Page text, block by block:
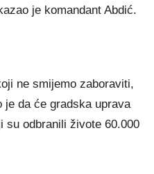
je komandant Abdić.
ne smijemo zaboraviti,
da će gradska uprava
su odbranili živote 60.000